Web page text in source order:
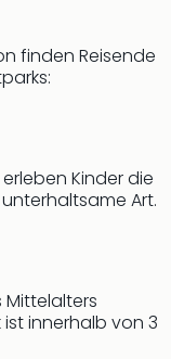
finden Reisende
Kinder die
Art.
Mittelalters
innerhalb von 3